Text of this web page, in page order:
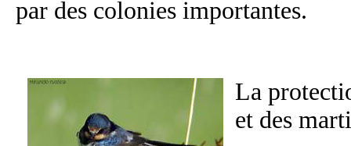
par des colonies importantes.
La
et des